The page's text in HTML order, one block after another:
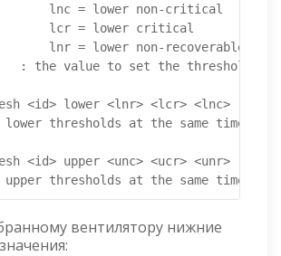
lnc = lower non-critical
lcr = lower critical
lnr = lower non-recoverable
: the value to set the threshold to
<id> lower <lnr> <lcr> <lnc>
lower thresholds at the same time
<id> upper <unc> <ucr> <unr>
upper thresholds at the same time
вентилятору нижние